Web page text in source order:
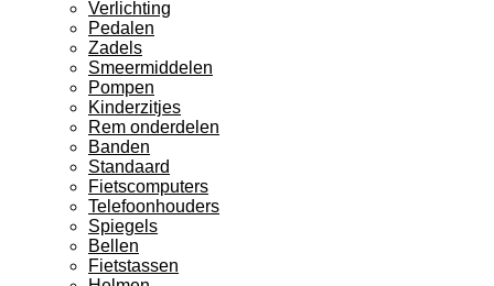
Verlichting
Pedalen
Zadels
Smeermiddelen
Pompen
Kinderzitjes
Rem onderdelen
Banden
Standaard
Fietscomputers
Telefoonhouders
Spiegels
Bellen
Fietstassen